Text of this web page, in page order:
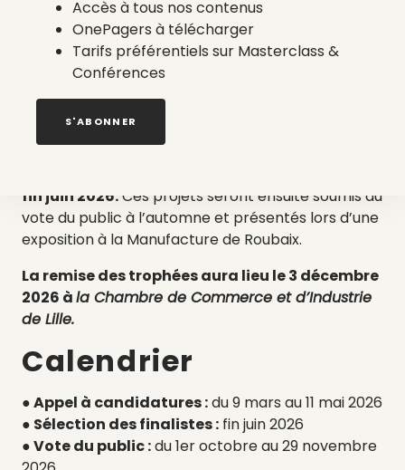
Les projets candidats doivent démontrer leur
capacité à :
● Prolonger la durée de vie des produits
● Réduire l’impact environnemental
● Proposer des modèles circulaires innovants
fin juin 2026.Ces projets seront ensuite soumis au
vote du public à l’automne et présentés lors d’une
exposition à la Manufacture de Roubaix.
La remise des trophées aura lieu le 3 décembre
2026 àla Chambre de Commerce et d’Industrie
de Lille.
Calendrier
● Appel à candidatures :du 9 mars au 11 mai 2026
● Sélection des finalistes : fin juin 2026
● Vote du public :du 1er octobre au 29 novembre
Accès à tous nos contenus
OnePagers à télécharger
Tarifs préférentiels sur Masterclass &
Conférences
S'ABONNER